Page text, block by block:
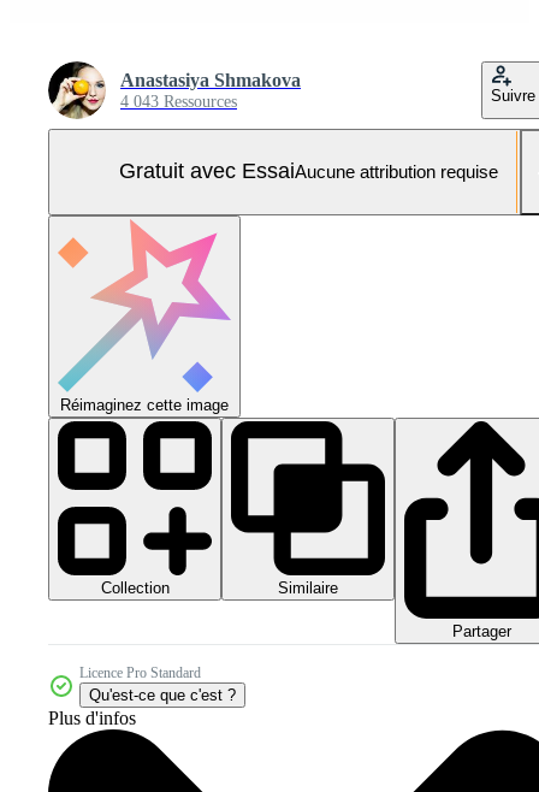
Anastasiya Shmakova
4 043 Ressources Suivre
Gratuit avec EssaiAucune attribution requise
Réimaginez cette image
Collection Similaire
Partager
Licence Pro Standard
Qu'est-ce que c'est ?
Plus d'infos